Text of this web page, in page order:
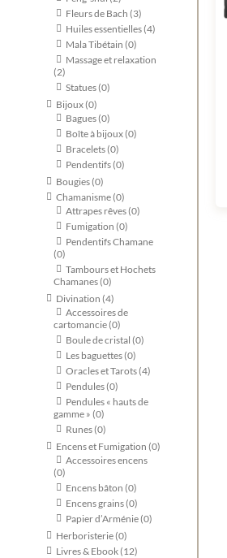
Fleurs de Bach (3)
Huiles essentielles(4)
Mala Tibétain (0)
Massage et relaxation
(2)
Statues(0)
Bijoux(0)
Bagues(0)
Boîte à bijoux(0)
Bracelets(0)
Pendentifs(0)
Bougies(0)
Chamanisme(0)
Attrapes rêves(0)
Fumigation (0)
Pendentifs Chamane
(0)
Tambours et Hochets
Chamanes(0)
Divination (4)
Accessoires de
cartomancie(0)
Boule de cristal (0)
Les baguettes(0)
Oracles et Tarots(4)
Pendules(0)
Pendules « hauts de
gamme » (0)
Runes(0)
Encens et Fumigation (0)
Accessoires encens
(0)
Encens bâton (0)
Encens grains(0)
Papier d’Arménie(0)
Herboristerie(0)
Livres & Ebook(12)